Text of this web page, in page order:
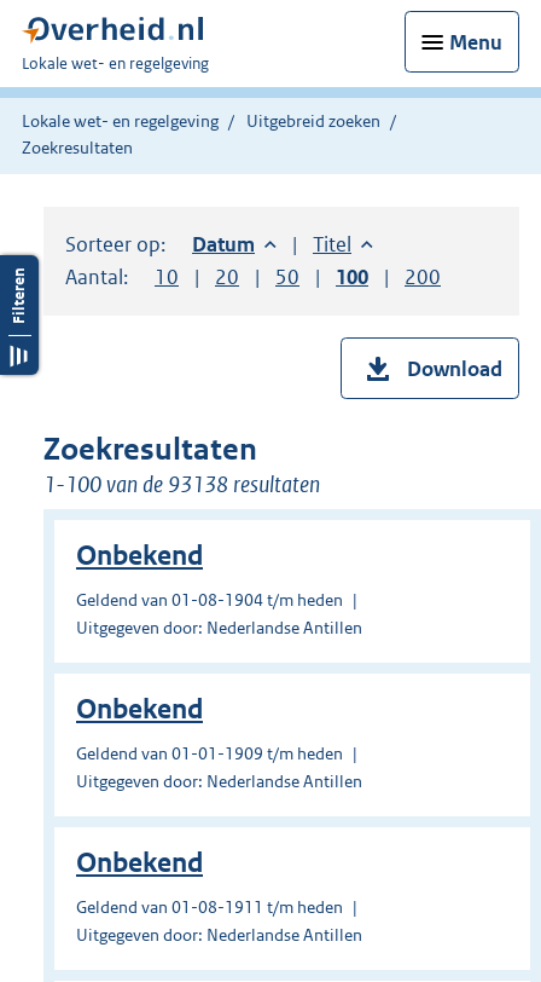
Menu
U
bent
hier:
Lokale wet- en regelgeving
Lokale wet- en regelgeving
Uitgebreid zoeken
Zoekresultaten
Sorteer op: Sorteer op:
Datum aflopendSorteer op:
Titel oplopend
Aantal:
Toon
10 resultaten per pagina
Toon
20 resultaten per pagina
Toon
50 resultaten per pagina
Toon
100 resultaten per
Toon
200
Download
Zoekresultaten
1-100 van de 93138 resultaten
Onbekend
Geldend van 01-08-1904 t/m heden
Uitgegeven door: Nederlandse Antillen
Onbekend
Geldend van 01-01-1909 t/m heden
Uitgegeven door: Nederlandse Antillen
Onbekend
Geldend van 01-08-1911 t/m heden
Uitgegeven door: Nederlandse Antillen